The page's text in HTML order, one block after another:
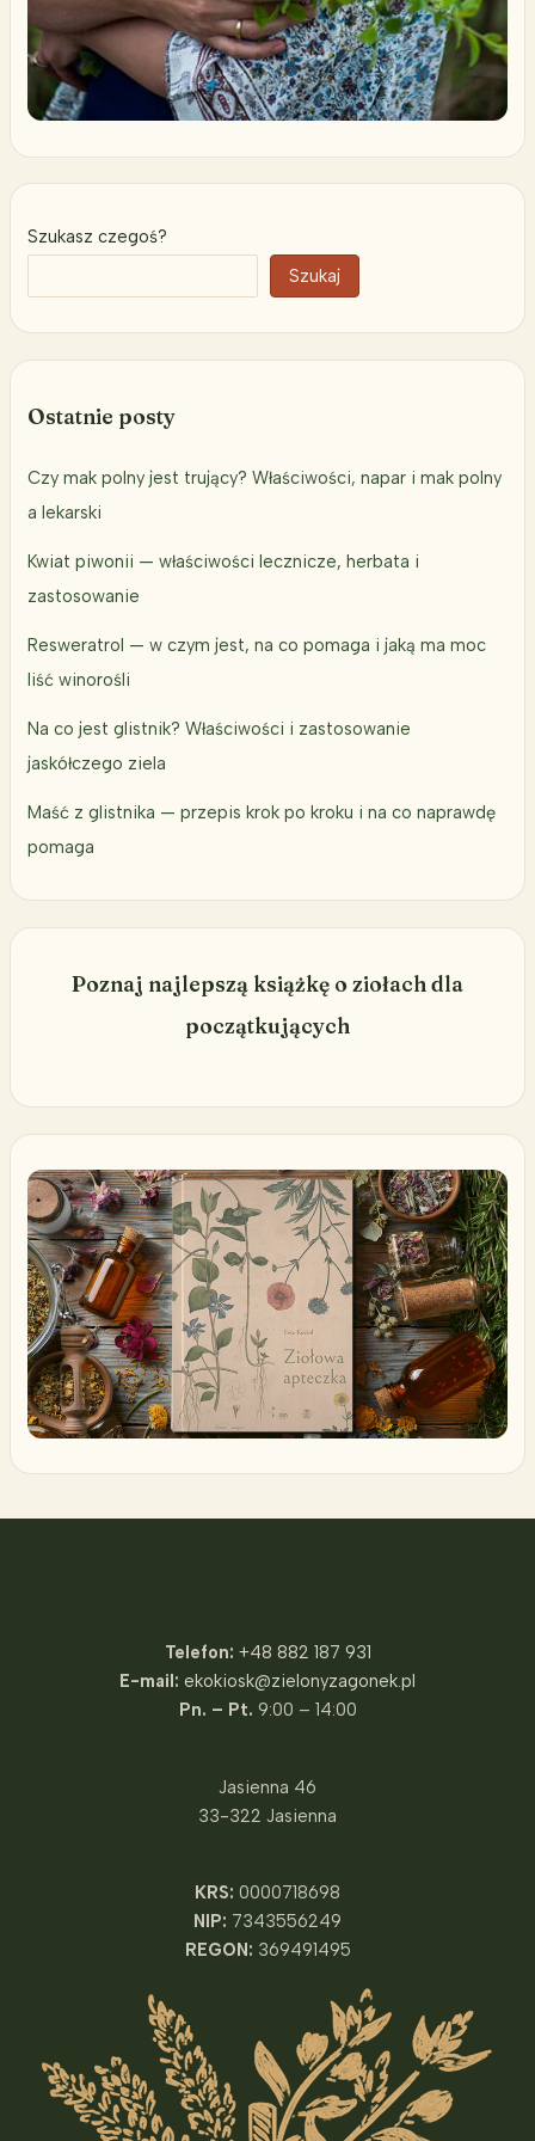
Szukasz czegoś?
Szukaj
Ostatnie posty
Czy mak polny jest trujący? Właściwości, napar i mak polny
a lekarski
Kwiat piwonii — właściwości lecznicze, herbata i
zastosowanie
Resweratrol — w czym jest, na co pomaga i jaką ma moc
liść winorośli
Na co jest glistnik? Właściwości i zastosowanie
jaskółczego ziela
Maść z glistnika — przepis krok po kroku i na co naprawdę
pomaga
Poznaj najlepszą książkę o ziołach dla
początkujących
Telefon: +48 882 187 931
E-mail: ekokiosk@zielonyzagonek.pl
Pn. – Pt. 9:00 – 14:00
Jasienna 46
33-322 Jasienna
KRS: 0000718698
NIP: 7343556249
REGON: 369491495